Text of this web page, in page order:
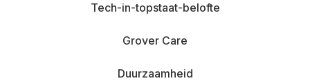
Tech-in-topstaat-belofte
Grover Care
Duurzaamheid